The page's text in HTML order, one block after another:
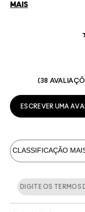
MAIS
38
ESCREVER UMA